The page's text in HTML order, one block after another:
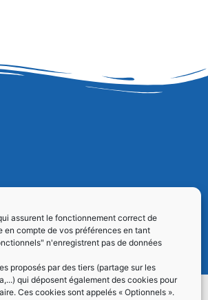
assurent le fonctionnement correct de
en compte de vos préférences en tant
n'enregistrent pas de données
proposés par des tiers (partage sur les
qui déposent également des cookies pour
Ces cookies sont appelés « Optionnels ».